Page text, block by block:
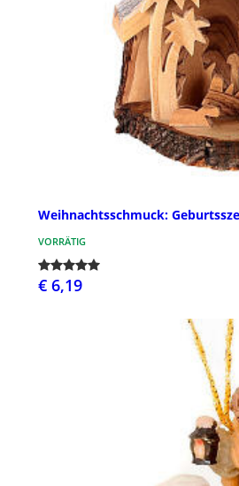
Weihnachtsschmuck:
VORRÄTIG
€ 6,19